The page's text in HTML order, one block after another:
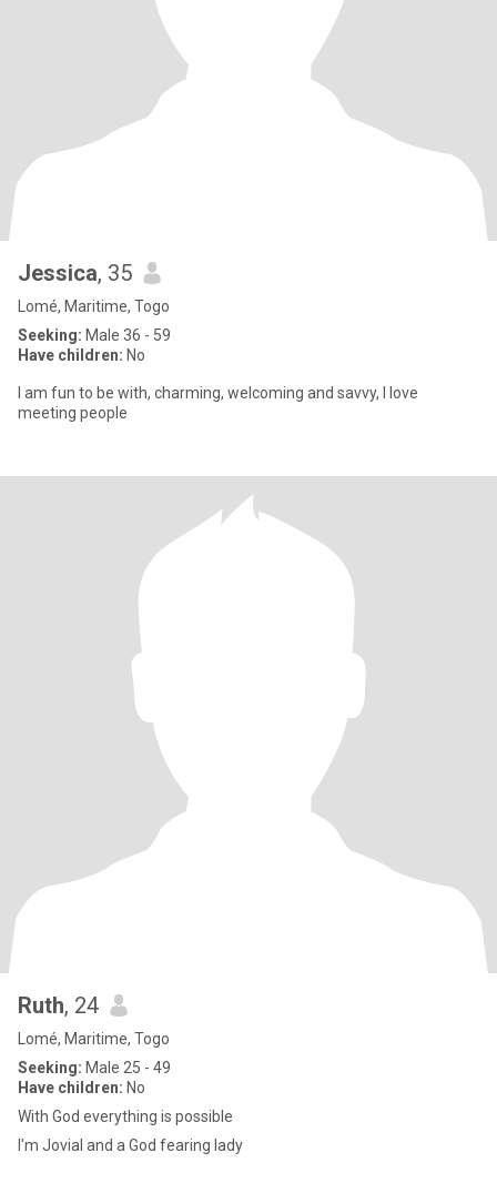
Jessica, 35
Lomé, Maritime, Togo
Seeking: Male 36 - 59
Have children: No
l am fun to be with, charming, welcoming and savvy, l love
meeting people
Ruth, 24
Lomé, Maritime, Togo
Seeking: Male 25 - 49
Have children: No
With God everything is possible
I'm Jovial and a God fearing lady